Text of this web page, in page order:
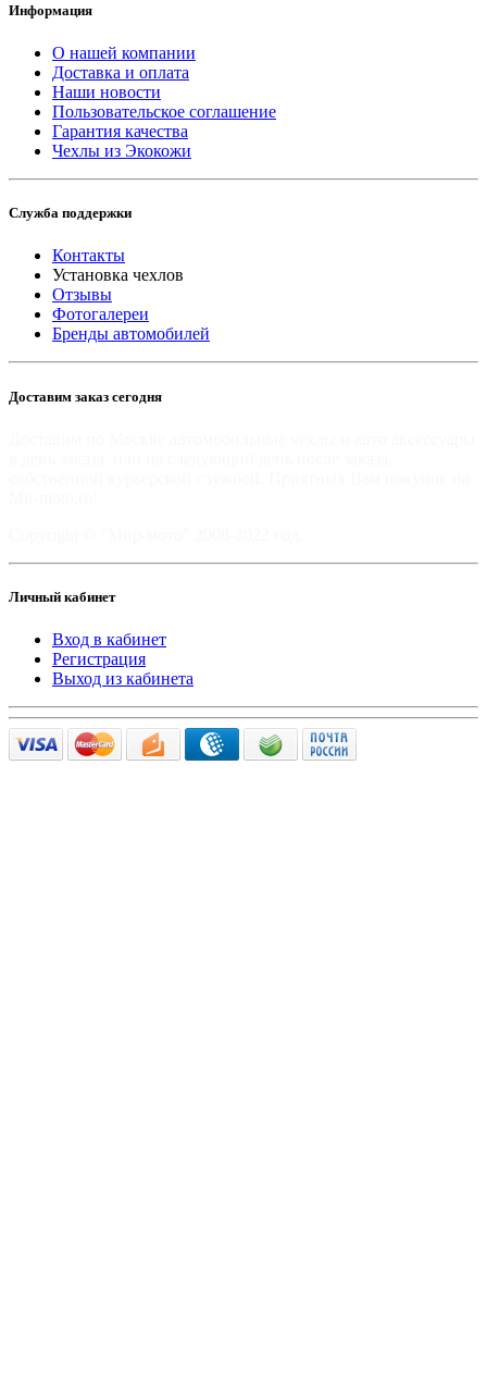
Информация
О нашей компании
Доставка и оплата
Наши новости
Пользовательское соглашение
Гарантия качества
Чехлы из Экокожи
Служба поддержки
Контакты
Установка чехлов
Отзывы
Фотогалереи
Бренды автомобилей
Доставим заказ сегодня
Личный кабинет
Вход в кабинет
Регистрация
Выход из кабинета